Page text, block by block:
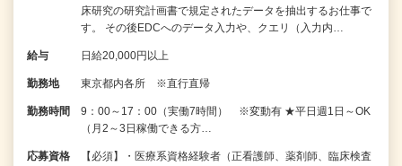
床研究の研究計画書で規定されたデータを抽出するお仕事で
す。 その後EDCへのデータ入力や、クエリ（入力内…
給与 日給20,000円以上
勤務地 東京都内各所 ※直行直帰
勤務時間
9：00～17：00（実働7時間） ※変動有 ★平日週1日～OK
（月2～3日稼働できる方…
応募資格
【必須】・医療系資格経験者（正看護師、薬剤師、臨床検査